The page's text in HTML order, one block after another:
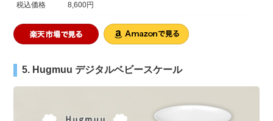
税込価格 8,600円
5. Hugmuu デジタルベビースケール